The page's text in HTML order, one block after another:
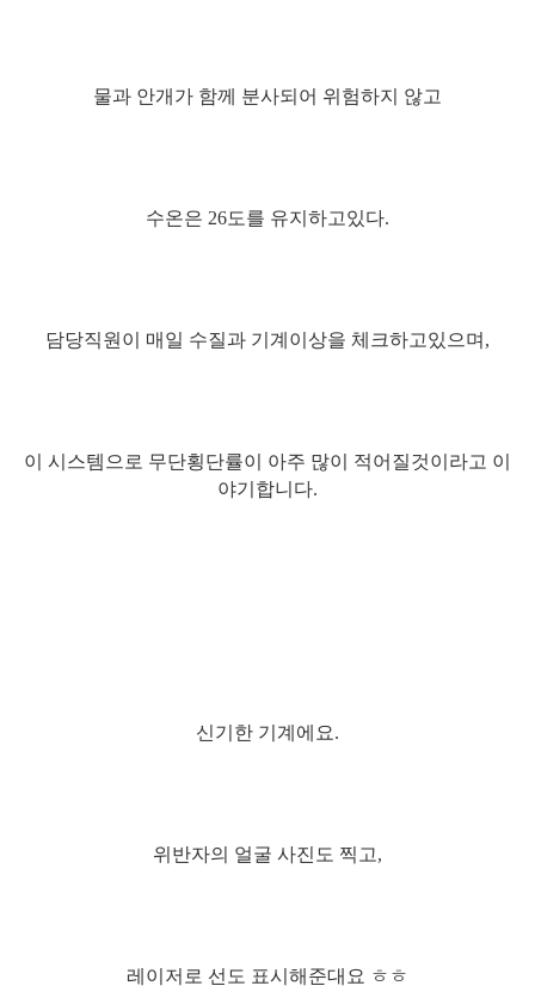
물과 안개가 함께 분사되어 위험하지 않고
수온은 26도를 유지하고있다.
담당직원이 매일 수질과 기계이상을 체크하고있으며,
이 시스템으로 무단횡단률이 아주 많이 적어질것이라고 이
야기합니다.
신기한 기계에요.
위반자의 얼굴 사진도 찍고,
레이저로 선도 표시해준대요 ㅎㅎ